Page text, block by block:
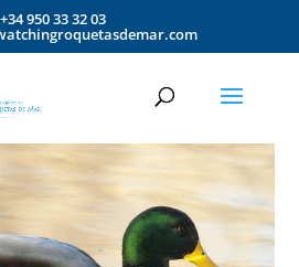
+34 950 33 32 03